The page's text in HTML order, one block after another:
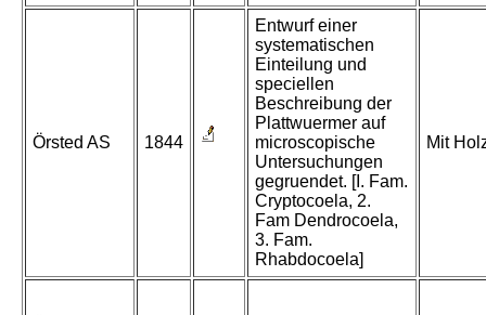
Örsted AS 1844
Entwurf einer
systematischen
Einteilung und
speciellen
Beschreibung der
Plattwuermer auf
microscopische
Untersuchungen
gegruendet. [I. Fam.
Cryptocoela, 2.
Fam Dendrocoela,
3. Fam.
Rhabdocoela]
Mit